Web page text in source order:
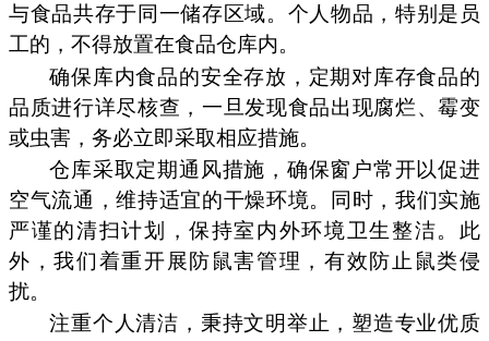
与食品共存于同一储存区域。个人物品，特别是员
工的，不得放置在食品仓库内。
确保库内食品的安全存放，定期对库存食品的
品质进行详尽核查，一旦发现食品出现腐烂、霉变
或虫害，务必立即采取相应措施。
仓库采取定期通风措施，确保窗户常开以促进
空气流通，维持适宜的干燥环境。同时，我们实施
严谨的清扫计划，保持室内外环境卫生整洁。此
外，我们着重开展防鼠害管理，有效防止鼠类侵
扰。
注重个人清洁，秉持文明举止，塑造专业优质